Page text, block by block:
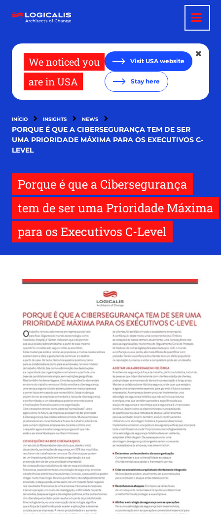
para
We noticed you
are in USA
Visit USA website
Stay here
INÍCIO INSIGHTS NEWS
PORQUE É QUE A CIBERSEGURANÇA TEM DE SER
UMA PRIORIDADE MÁXIMA PARA OS EXECUTIVOS C-
LEVEL
Porque é que a Cibersegurança
tem de ser uma Prioridade Máxima
para os Executivos C-Level